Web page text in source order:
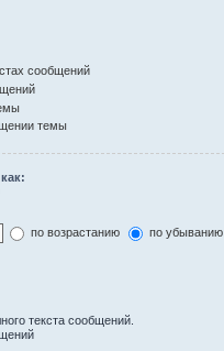
сообщений
темы
по возрастанию
по убыванию
текста сообщений.